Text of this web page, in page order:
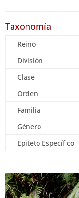
Taxonomía
Reino
División
Clase
Orden
Familia
Género
Epiteto Específico